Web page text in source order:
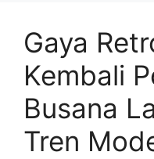
Gaya
Kembali
Busana
Tren